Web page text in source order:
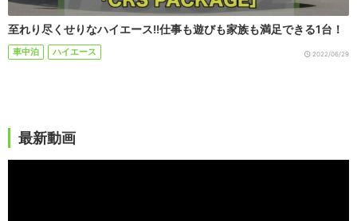
至れり尽くせりなハイエース!!仕事も遊びも家族も満足できる1台！
車中泊 ハイエース 2022/06/29
最新動画